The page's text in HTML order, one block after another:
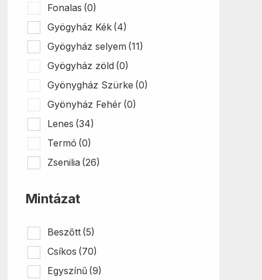
Fonalas (0)
Gyögyház Kék (4)
Gyögyház selyem (11)
Gyögyház zöld (0)
Gyönygház Szürke (0)
Gyönyház Fehér (0)
Lenes (34)
Termó (0)
Zsenilia (26)
Mintázat
Beszőtt (5)
Csíkos (70)
Egyszínű (9)